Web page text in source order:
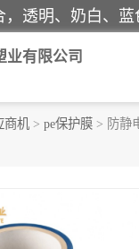
业有限公司
商机 > pe保护膜 > 防静